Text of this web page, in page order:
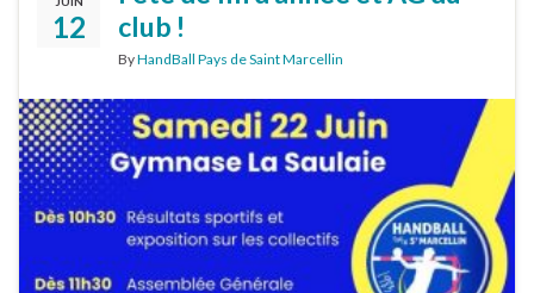
12
club !
ByHandBall Pays de Saint Marcellin